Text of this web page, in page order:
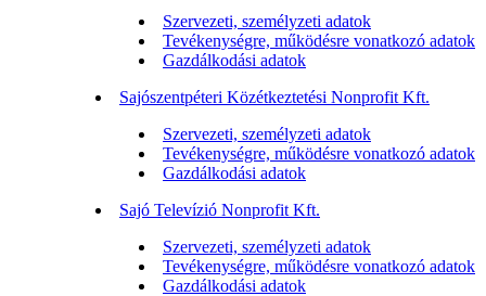
Szervezeti, személyzeti adatok
Tevékenységre, működésre vonatkozó adatok
Gazdálkodási adatok
Sajószentpéteri Közétkeztetési Nonprofit Kft.
Szervezeti, személyzeti adatok
Tevékenységre, működésre vonatkozó adatok
Gazdálkodási adatok
Sajó Televízió Nonprofit Kft.
Szervezeti, személyzeti adatok
Tevékenységre, működésre vonatkozó adatok
Gazdálkodási adatok